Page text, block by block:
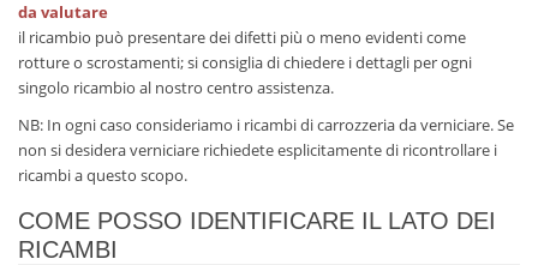
da valutare
il ricambio può presentare dei difetti più o meno evidenti come
rotture o scrostamenti; si consiglia di chiedere i dettagli per ogni
singolo ricambio al nostro centro assistenza.
NB: In ogni caso consideriamo i ricambi di carrozzeria da verniciare. Se
non si desidera verniciare richiedete esplicitamente di ricontrollare i
ricambi a questo scopo.
COME POSSO IDENTIFICARE IL LATO DEI
RICAMBI